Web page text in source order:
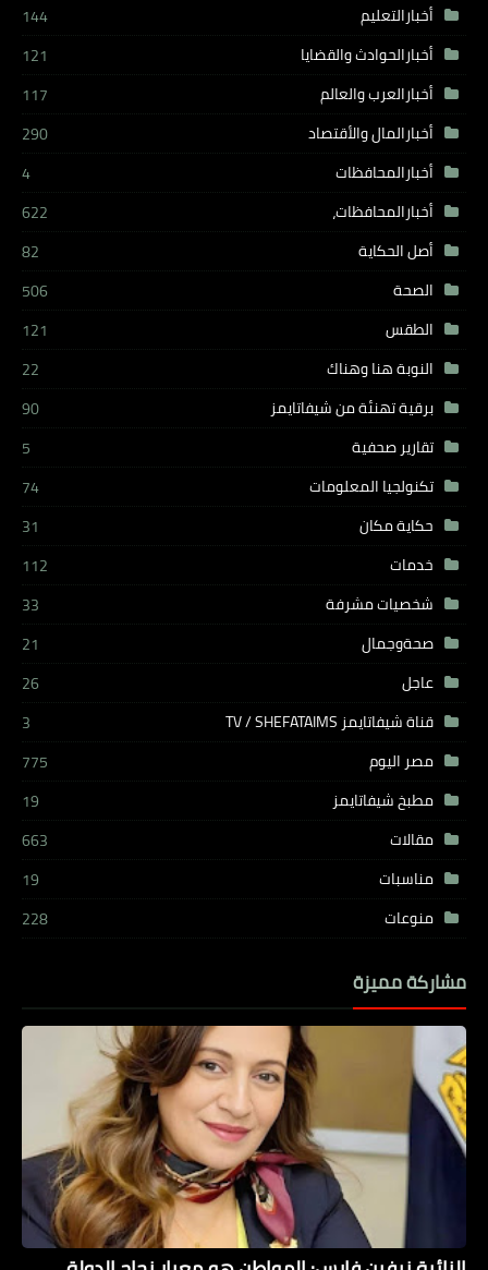
أخبارالتعليم
144
أخبارالحوادث والقضايا
121
أخبارالعرب والعالم
117
أخبارالمال والأقتصاد
290
أخبارالمحافظات
4
أخبارالمحافظات،
622
أصل الحكاية
82
الصحة
506
الطقس
121
النوبة هنا وهناك
22
برقية تهنئة من شيفاتايمز
90
تقارير صحفية
5
تكنولجيا المعلومات
74
حكاية مكان
31
خدمات
112
شخصيات مشرفة
33
صحةوجمال
21
عاجل
26
قناة شيفاتايمز TV / SHEFATAIMS
3
مصر اليوم
775
مطبخ شيفاتايمز
19
مقالات
663
مناسبات
19
منوعات
228
مشاركة مميزة